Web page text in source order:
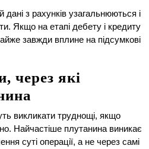
дані з рахунків узагальнюються і
Якщо на етапі дебету і кредиту
завжди вплине на підсумкові
через які
викликати труднощі, якщо
Найчастіше плутанина виникає
суті операції, а не через самі